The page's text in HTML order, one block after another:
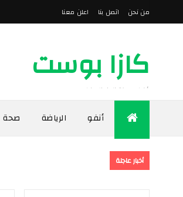
من نحن اتصل بنا اعلن معنا
كازا بوست
أخبار مدينة الدار البيضاء
أنفو الرياضة صحة
أخبار عاجلة